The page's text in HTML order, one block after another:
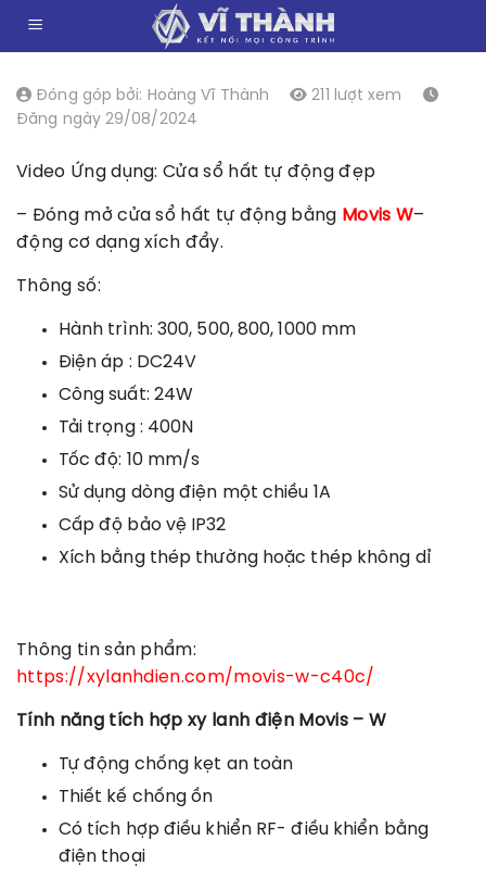
dungĐóng góp bởi: Hoàng Vĩ Thành
211 lượt xem
Đăng ngày 29/08/2024
Video Ứng dụng: Cửa sổ hất tự động đẹp
– Đóng mở cửa sổ hất tự động bằng Movis W–
động cơ dạng xích đẩy.
Thông số:
Hành trình: 300, 500, 800, 1000 mm
Điện áp : DC24V
Công suất: 24W
Tải trọng : 400N
Tốc độ: 10 mm/s
Sử dụng dòng điện một chiều 1A
Cấp độ bảo vệ IP32
Xích bằng thép thường hoặc thép không dỉ
Thông tin sản phẩm:
https://xylanhdien.com/movis-w-c40c/
Tính năng tích hợp xy lanh điện Movis – W
Tự động chống kẹt an toàn
Thiết kế chống ồn
Có tích hợp điều khiển RF- điều khiển bằng
điện thoại